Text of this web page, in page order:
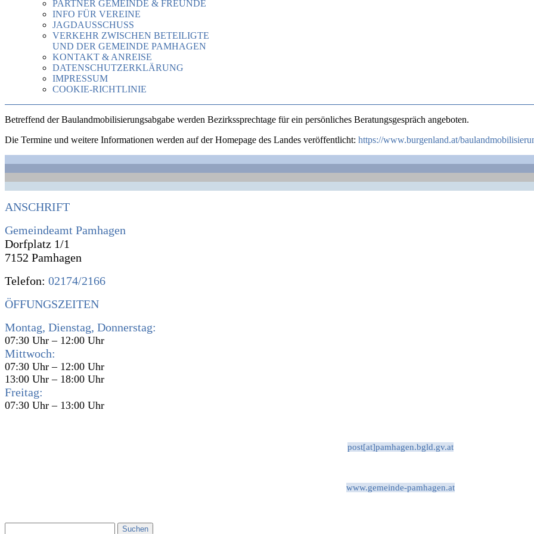
PARTNER GEMEINDE & FREUNDE
INFO FÜR VEREINE
JAGDAUSSCHUSS
VERKEHR ZWISCHEN BETEILIGTE
UND DER GEMEINDE PAMHAGEN
KONTAKT & ANREISE
DATENSCHUTZERKLÄRUNG
IMPRESSUM
COOKIE-RICHTLINIE
Betreffend der Baulandmobilisierungsabgabe werden Bezirkssprechtage für ein persönliches Beratungsgespräch angeboten.
Die Termine und weitere Informationen werden auf der Homepage des Landes veröffentlicht: https://www.burgenland.at/
ANSCHRIFT
Gemeindeamt Pamhagen
Dorfplatz 1/1
7152 Pamhagen
Telefon: 02174/2166
ÖFFUNGSZEITEN
Montag, Dienstag, Donnerstag:
07:30 Uhr – 12:00 Uhr
Mittwoch:
07:30 Uhr – 12:00 Uhr
13:00 Uhr – 18:00 Uhr
Freitag:
07:30 Uhr – 13:00 Uhr
post[at]pamhagen.bgld.gv.at
www.gemeinde-pamhagen.at